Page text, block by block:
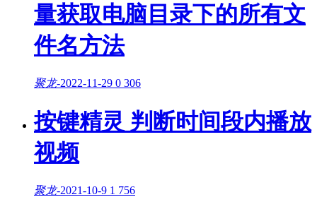
量获取电脑目录下的所有文
件名方法
聚龙-2022-11-29 0 306
按键精灵 判断时间段内播放
视频
聚龙-2021-10-9 1 756